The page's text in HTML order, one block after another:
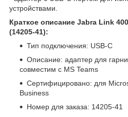
устройствами.
Краткое описание Jabra Link
(14205-41):
Тип подключения: USB-C
Описание: адаптер для
совместим с MS Teams
Сертифицировано: для
Business
Номер для заказа: 14205-41